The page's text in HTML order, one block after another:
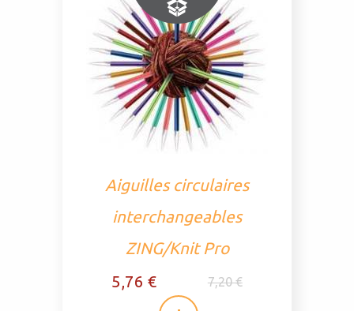
Aiguilles circulaires
interchangeables
ZING/Knit Pro
5,76 €
7,20 €